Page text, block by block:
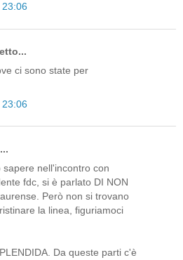
ci sono state per
nell'incontro con
fdc, si è parlato DI NON
Però non si trovano
la linea, figuriamoci
Da queste parti c'è